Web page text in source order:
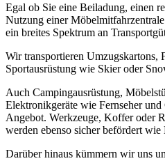
Egal ob Sie eine Beiladung, einen
Nutzung einer
ein breites Spektrum an
Wir transportieren Umzugskartons,
Sportausrüstung wie Skier oder
Auch Campingausrüstung,
Elektronikgeräte wie Fernseher
Angebot. Werkzeuge, Koffer oder
werden ebenso sicher befördert
Darüber hinaus kümmern wir uns